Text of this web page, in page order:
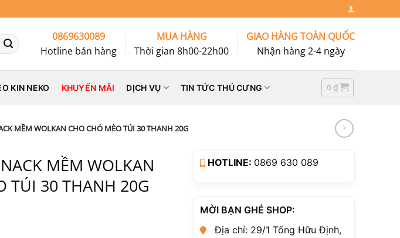
0869630089
Hotline bán hàng
MUA HÀNG
Thời gian 8h00-22h00
GIAO HÀNG TOÀN QUỐC
Nhận hàng 2-4 ngày
KIN NEKO KHUYẾN MÃI DỊCH VỤ TIN TỨC THÚ CƯNG 0 ₫
MỀM WOLKAN CHO CHÓ MÈO TÚI 30 THANH 20G
MỀM WOLKAN
TÚI 30 THANH 20G
HOTLINE: 0869 630 089
MỜI BẠN GHÉ SHOP:
Địa chỉ: 29/1 Tống Hữu Định,